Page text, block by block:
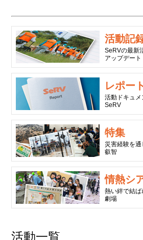
活動一覧
活動記
SeRVの最新
アップデート
レポート
活動ドキュ
SeRV
特集
災害経験を
叡智
情熱シ
熱い絆で結
劇場